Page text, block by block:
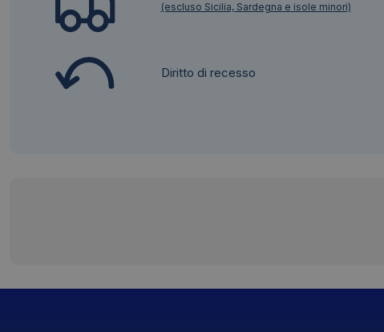
(escluso Sicilia, Sardegna e isole minori)
Diritto di recesso